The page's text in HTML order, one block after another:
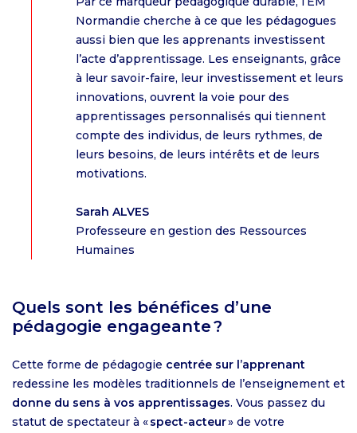
Normandie cherche à ce que les pédagogues
aussi bien que les apprenants investissent
l’acte d’apprentissage. Les enseignants, grâce
à leur savoir-faire, leur investissement et leurs
innovations, ouvrent la voie pour des
apprentissages personnalisés qui tiennent
compte des individus, de leurs rythmes, de
leurs besoins, de leurs intérêts et de leurs
motivations.
Sarah ALVES
Professeure en gestion des Ressources
Humaines
Quels sont les bénéfices d’une
pédagogie engageante ?
Cette forme de pédagogie centrée sur l’apprenant
redessine les modèles traditionnels de l’enseignement et
donne du sens à vos apprentissages. Vous passez du
statut de spectateur à «spect-acteur» de votre